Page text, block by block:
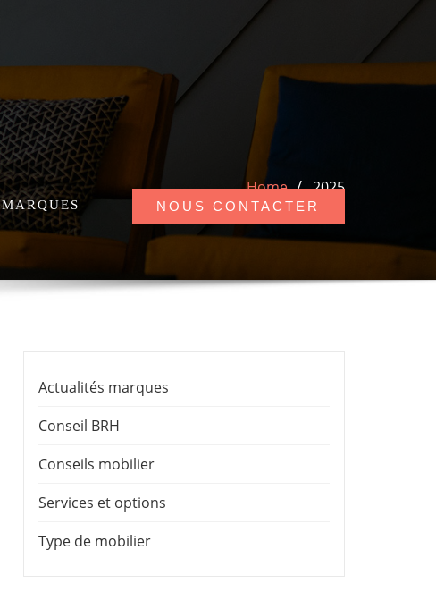
MARQUES NOUS CONTACTER
Home 2025
Actualités marques
Conseil BRH
Conseils mobilier
Services et options
Type de mobilier